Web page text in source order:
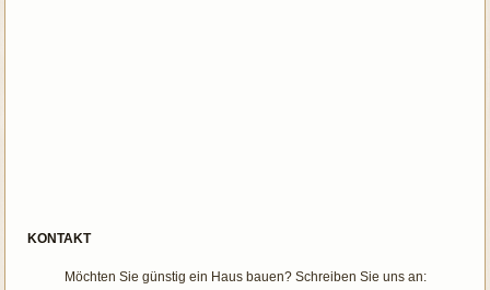
KONTAKT
Möchten Sie günstig ein Haus bauen? Schreiben Sie uns an: